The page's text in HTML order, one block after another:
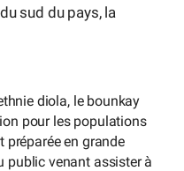
sud du pays, la
diola, le bounkay
pour les populations
préparée en grande
public venant assister à